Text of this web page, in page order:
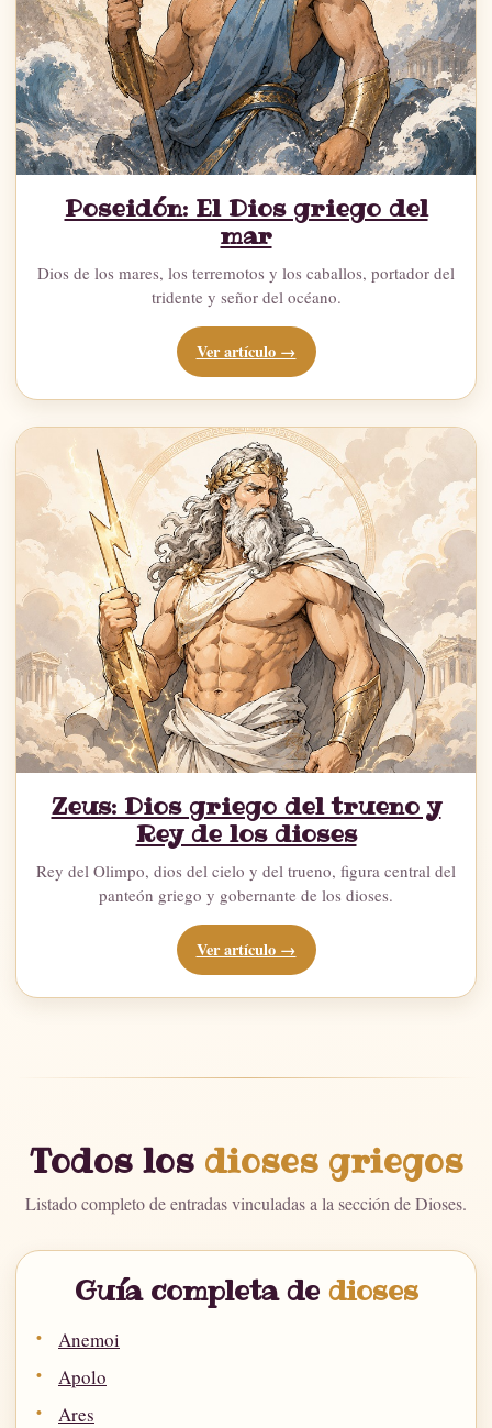
Poseidón: El Dios griego del
mar
Dios de los mares, los terremotos y los caballos, portador del
tridente y señor del océano.
Ver artículo →
Zeus: Dios griego del trueno y
Rey de los dioses
Rey del Olimpo, dios del cielo y del trueno, figura central del
panteón griego y gobernante de los dioses.
Ver artículo →
Todos los dioses griegos
Listado completo de entradas vinculadas a la sección de Dioses.
Guía completa de dioses
Anemoi
Apolo
Ares